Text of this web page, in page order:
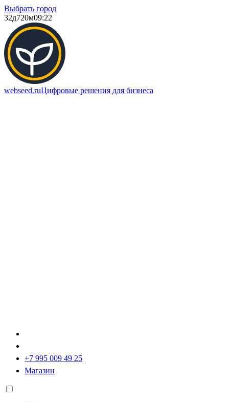
Выбрать город
32д720м09:22
webseed.ruЦифровые решения для бизнеса
+7 995 009 49 25
Магазин